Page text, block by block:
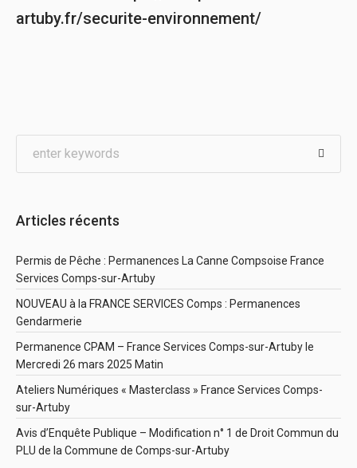
artuby.fr/securite-environnement/
Articles récents
Permis de Pêche : Permanences La Canne Compsoise France
Services Comps-sur-Artuby
NOUVEAU à la FRANCE SERVICES Comps : Permanences
Gendarmerie
Permanence CPAM – France Services Comps-sur-Artuby le
Mercredi 26 mars 2025 Matin
Ateliers Numériques « Masterclass » France Services Comps-
sur-Artuby
Avis d’Enquête Publique – Modification n° 1 de Droit Commun du
PLU de la Commune de Comps-sur-Artuby